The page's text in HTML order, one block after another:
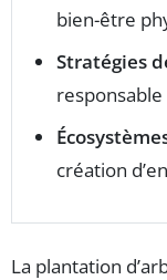
bien-être
Stratégies
création
La plantation